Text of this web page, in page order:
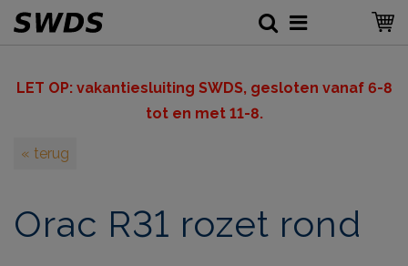
LET OP: vakantiesluiting SWDS, gesloten vanaf 6-8
tot en met 11-8.
« terug
Orac R31 rozet rond